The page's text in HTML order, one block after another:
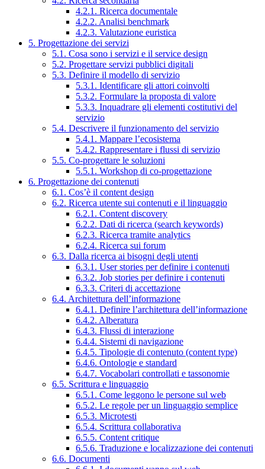
4.2.1. Ricerca documentale
4.2.2. Analisi benchmark
4.2.3. Valutazione euristica
5. Progettazione dei servizi
5.1. Cosa sono i servizi e il service design
5.2. Progettare servizi pubblici digitali
5.3. Definire il modello di servizio
5.3.1. Identificare gli attori coinvolti
5.3.2. Formulare la proposta di valore
5.3.3. Inquadrare gli elementi costitutivi del
servizio
5.4. Descrivere il funzionamento del servizio
5.4.1. Mappare l’ecosistema
5.4.2. Rappresentare i flussi di servizio
5.5. Co-progettare le soluzioni
5.5.1. Workshop di co-progettazione
6. Progettazione dei contenuti
6.1. Cos’è il content design
6.2. Ricerca utente sui contenuti e il linguaggio
6.2.1. Content discovery
6.2.2. Dati di ricerca (search keywords)
6.2.3. Ricerca tramite analytics
6.2.4. Ricerca sui forum
6.3. Dalla ricerca ai bisogni degli utenti
6.3.1. User stories per definire i contenuti
6.3.2. Job stories per definire i contenuti
6.3.3. Criteri di accettazione
6.4. Architettura dell’informazione
6.4.1. Definire l’architettura dell’informazione
6.4.2. Alberatura
6.4.3. Flussi di interazione
6.4.4. Sistemi di navigazione
6.4.5. Tipologie di contenuto (content type)
6.4.6. Ontologie e standard
6.4.7. Vocabolari controllati e tassonomie
6.5. Scrittura e linguaggio
6.5.1. Come leggono le persone sul web
6.5.2. Le regole per un linguaggio semplice
6.5.3. Microtesti
6.5.4. Scrittura collaborativa
6.5.5. Content critique
6.5.6. Traduzione e localizzazione dei contenuti
6.6. Documenti